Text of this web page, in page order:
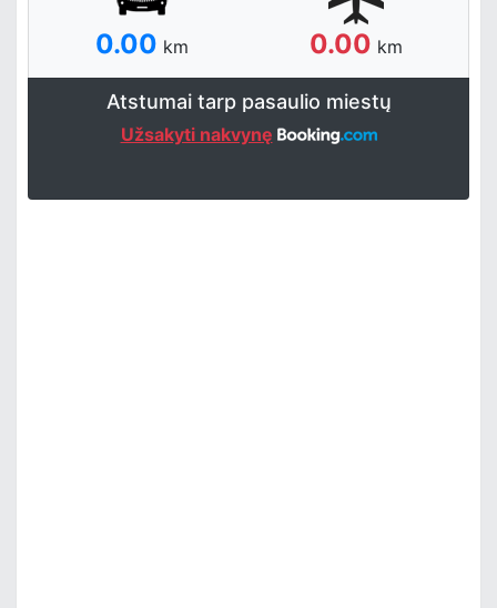
0.00 km 0.00 km
Atstumai tarp pasaulio miestų
Užsakyti nakvynę